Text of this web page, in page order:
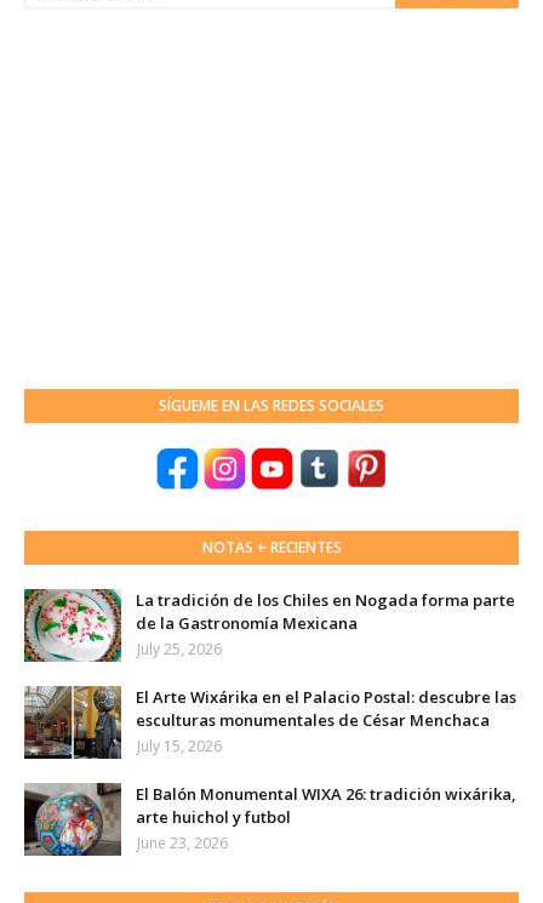
SÍGUEME EN LAS REDES SOCIALES
NOTAS + RECIENTES
La tradición de los Chiles en Nogada forma parte
de la Gastronomía Mexicana
July 25, 2026
El Arte Wixárika en el Palacio Postal: descubre las
esculturas monumentales de César Menchaca
July 15, 2026
El Balón Monumental WIXA 26: tradición wixárika,
arte huichol y futbol
June 23, 2026